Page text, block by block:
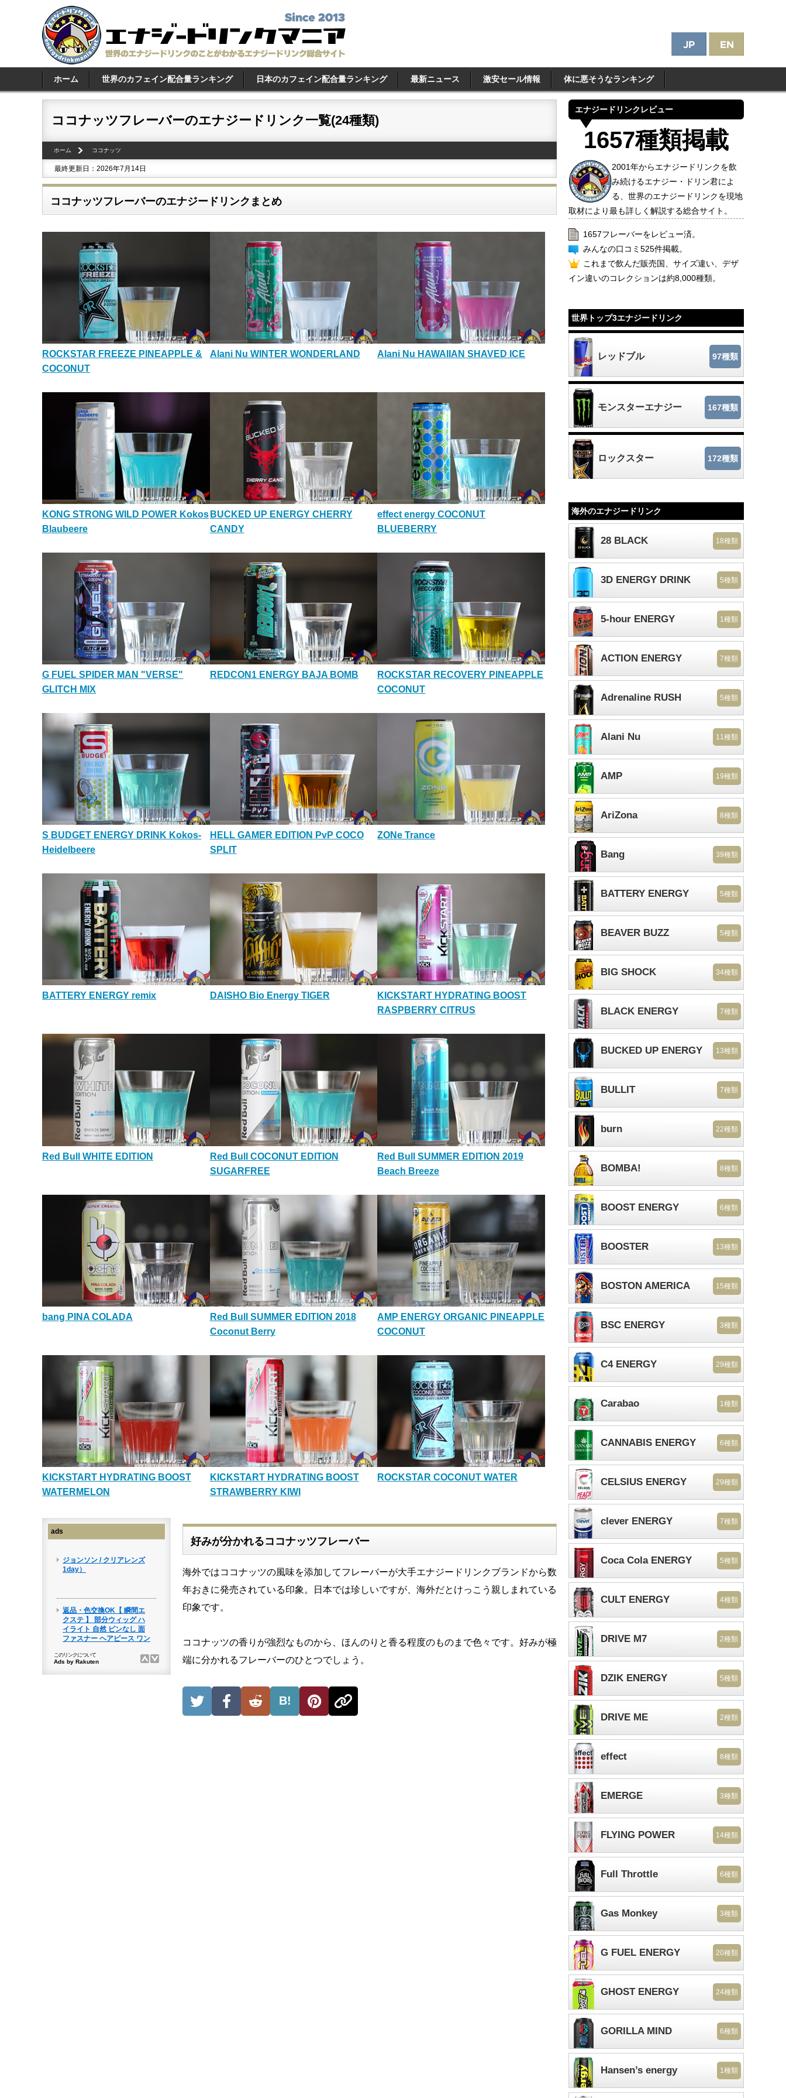
ホーム 世界のカフェイン配合量ランキング 日本のカフェイン配合量ランキング 最新ニュース 激安セール情報 体に悪そうなランキング
ココナッツフレーバーのエナジードリンク一覧(24種類)
ホーム ココナッツ
最終更新日：2026年7月14日
ココナッツフレーバーのエナジードリンクまとめ
ROCKSTAR FREEZE PINEAPPLE &
COCONUT
Alani Nu WINTER WONDERLAND Alani Nu HAWAIIAN SHAVED ICE
KONG STRONG WILD POWER Kokos
Blaubeere
BUCKED UP ENERGY CHERRY
CANDY
effect energy COCONUT
BLUEBERRY
G FUEL SPIDER MAN "VERSE"
GLITCH MIX
REDCON1 ENERGY BAJA BOMB
ROCKSTAR RECOVERY PINEAPPLE
COCONUT
S BUDGET ENERGY DRINK Kokos-
Heidelbeere
HELL GAMER EDITION PvP COCO
SPLIT
ZONe Trance
BATTERY ENERGY remix DAISHO Bio Energy TIGER
KICKSTART HYDRATING BOOST
RASPBERRY CITRUS
Red Bull WHITE EDITION
Red Bull COCONUT EDITION
SUGARFREE
Red Bull SUMMER EDITION 2019
Beach Breeze
bang PINA COLADA
Red Bull SUMMER EDITION 2018
Coconut Berry
AMP ENERGY ORGANIC PINEAPPLE
COCONUT
KICKSTART HYDRATING BOOST
WATERMELON
KICKSTART HYDRATING BOOST
STRAWBERRY KIWI
ROCKSTAR COCONUT WATER
好みが分かれるココナッツフレーバー
海外ではココナッツの風味を添加してフレーバーが大手エナジードリンクブランドから数
年おきに発売されている印象。日本では珍しいですが、海外だとけっこう親しまれている
印象です。
ココナッツの香りが強烈なものから、ほんのりと香る程度のものまで色々です。好みが極
端に分かれるフレーバーのひとつでしょう。
B!
ads
エナジードリンクレビュー
1657種類掲載
2001年からエナジードリンクを飲
み続けるエナジー・ドリン君によ
る、世界のエナジードリンクを現地
取材により最も詳しく解説する総合サイト。
1657フレーバーをレビュー済。
みんなの口コミ525件掲載。
これまで飲んだ販売国、サイズ違い、デザ
イン違いのコレクションは約8,000種類。
世界トップ3エナジードリンク
レッドブル 97種類
モンスターエナジー 167種類
ロックスター 172種類
海外のエナジードリンク
28 BLACK 18種類
3D ENERGY DRINK 5種類
5-hour ENERGY 1種類
ACTION ENERGY 7種類
Adrenaline RUSH 5種類
Alani Nu 11種類
AMP 19種類
AriZona 8種類
Bang 39種類
BATTERY ENERGY 5種類
BEAVER BUZZ 5種類
BIG SHOCK 34種類
BLACK ENERGY 7種類
BUCKED UP ENERGY 13種類
BULLIT 7種類
burn 22種類
BOMBA! 8種類
BOOST ENERGY 6種類
BOOSTER 13種類
BOSTON AMERICA 15種類
BSC ENERGY 3種類
C4 ENERGY 29種類
Carabao 1種類
CANNABIS ENERGY 6種類
CELSIUS ENERGY 29種類
clever ENERGY 7種類
Coca Cola ENERGY 5種類
CULT ENERGY 4種類
DRIVE M7 2種類
DZIK ENERGY 5種類
DRIVE ME 2種類
effect 8種類
EMERGE 3種類
FLYING POWER 14種類
Full Throttle 6種類
Gas Monkey 3種類
G FUEL ENERGY 20種類
GHOST ENERGY 24種類
GORILLA MIND 6種類
Hansen’s energy 1種類